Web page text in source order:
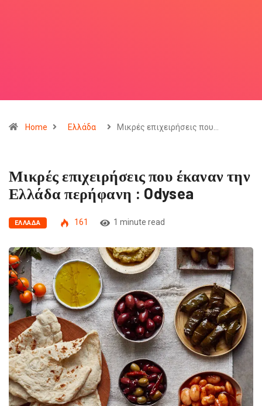
Home Ελλάδα Μικρές επιχειρήσεις που…
Μικρές επιχειρήσεις που έκαναν την
Ελλάδα περήφανη : Odysea
ΕΛΛΆΔΑ 161 1 minute read